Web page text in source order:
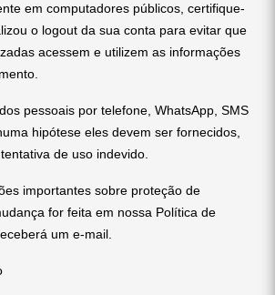
em computadores públicos, certifique-
o logout da sua conta para evitar que
acessem e utilizem as informações
pessoais por telefone, WhatsApp, SMS
hipótese eles devem ser fornecidos,
de uso indevido.
importantes sobre proteção de
for feita em nossa Política de
um e-mail.